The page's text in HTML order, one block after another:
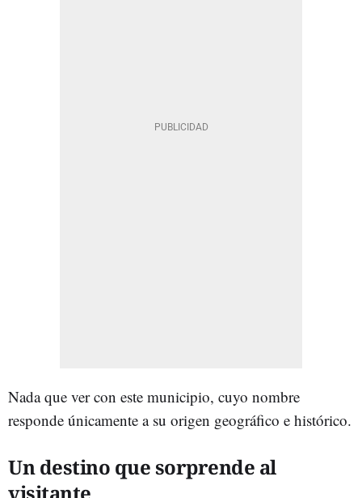
Nada que ver con este municipio, cuyo nombre
responde únicamente a su origen geográfico e histórico.
Un destino que sorprende al
visitante